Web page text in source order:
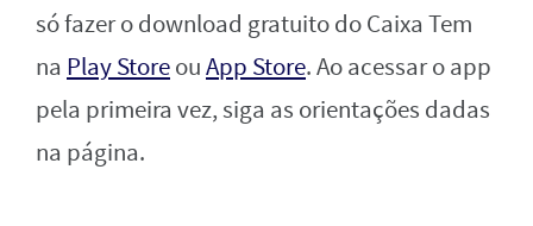
só fazer o download gratuito do Caixa Tem
na Play StoreouApp Store. Ao acessar o app
pela primeira vez, siga as orientações dadas
na página.